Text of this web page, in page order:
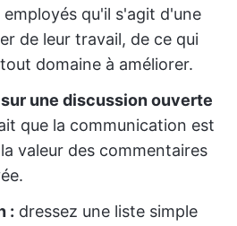
qu'il s'agit d'une
de leur travail, de ce qui
domaine à améliorer.
une discussion ouverte
que la communication est
valeur des commentaires
: dressez une liste simple